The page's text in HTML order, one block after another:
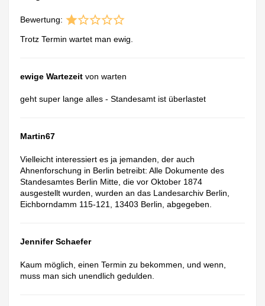
Bewertung:
Trotz Termin wartet man ewig.
ewige Wartezeit von warten
geht super lange alles - Standesamt ist überlastet
Martin67
Vielleicht interessiert es ja jemanden, der auch
Ahnenforschung in Berlin betreibt: Alle Dokumente des
Standesamtes Berlin Mitte, die vor Oktober 1874
ausgestellt wurden, wurden an das Landesarchiv Berlin,
Eichborndamm 115-121, 13403 Berlin, abgegeben.
Jennifer Schaefer
Kaum möglich, einen Termin zu bekommen, und wenn,
muss man sich unendlich gedulden.